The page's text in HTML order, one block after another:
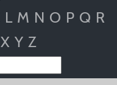
L M N O P Q R
X Y Z